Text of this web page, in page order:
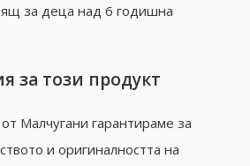
за деца над 6 годишна
за този продукт
Малчугани гарантираме за
и оригиналността на